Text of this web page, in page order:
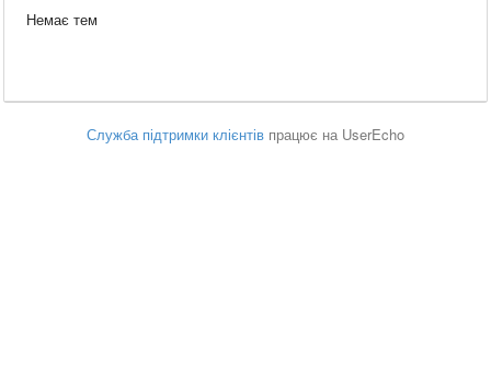
Немає тем
Служба підтримки клієнтів працює на UserEcho